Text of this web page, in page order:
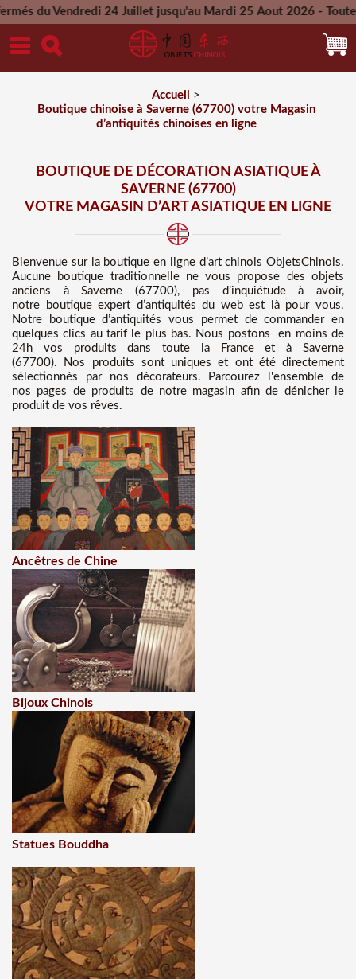
Vendredi 24 Juillet jusqu'au Mardi 25 Aout 2026 - Toutes les
Mercredi 26 Aout 2026
Accueil
>
Boutique chinoise à Saverne (67700) votre Magasin
d’antiquités chinoises en ligne
BOUTIQUE DE DÉCORATION ASIATIQUE À
SAVERNE (67700)
VOTRE MAGASIN D’ART ASIATIQUE EN LIGNE
Bienvenue sur la boutique en ligne d’art chinois ObjetsChinois.
Aucune boutique traditionnelle ne vous propose des objets
anciens à Saverne (67700), pas d’inquiétude à avoir,
notre boutique expert d’antiquités du web est là pour vous.
Notre boutique d’antiquités vous permet de commander en
quelques clics au tarif le plus bas. Nous postons en moins de
24h vos produits dans toute la France et à Saverne
(67700). Nos produits sont uniques et ont été directement
sélectionnés par nos décorateurs. Parcourez l'ensemble de
nos pages de produits de notre magasin afin de dénicher le
produit de vos rêves.
Ancêtres de Chine
Bijoux Chinois
Statues Bouddha